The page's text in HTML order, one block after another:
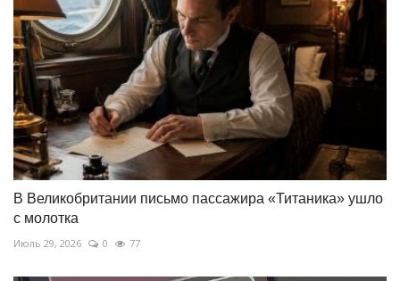
В Великобритании письмо пассажира «Титаника» ушло
с молотка
Июль 29, 2026 0 77